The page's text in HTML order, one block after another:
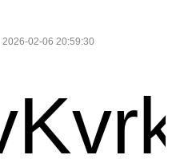
2026-02-06 20:59:30